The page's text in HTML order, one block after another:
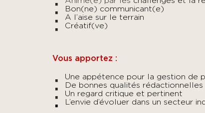
Bon(ne) communicant(e)
A l’aise sur le terrain
Créatif(ve)
Vous apportez :
Une appétence pour la gestion de
De bonnes qualités rédactionnelles
Un regard critique et pertinent
L’envie d’évoluer dans un secteur